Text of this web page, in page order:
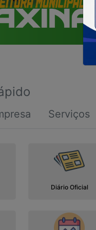
Serviços
Diário Oficial